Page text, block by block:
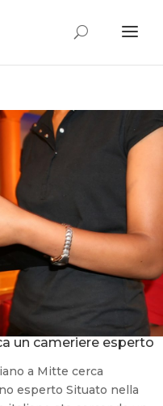
un cameriere esperto
a Mitte cerca
esperto Situato nella